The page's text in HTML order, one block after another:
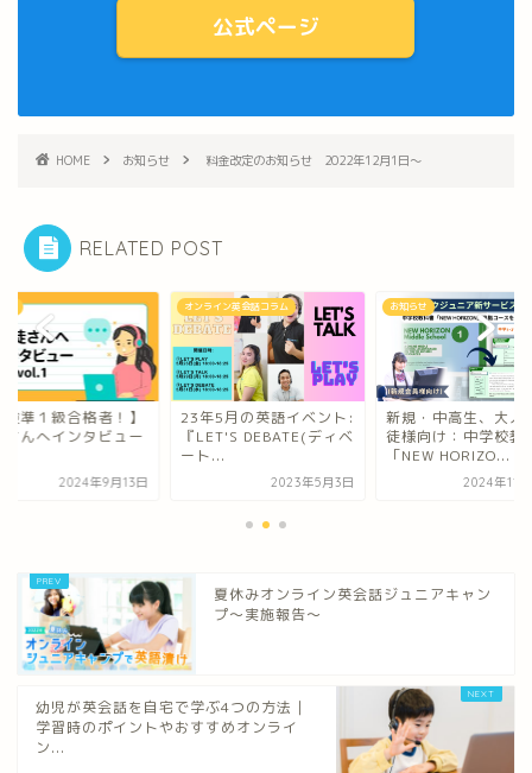
公式ページ
HOME お知らせ 料金改定のお知らせ 2022年12月1日～
RELATED POST
イン英会話コラム
5月の英語イベント:
DEBATE(ディベ
2023年5月3日
お知らせ
新規・中高生、大人の生
徒様向け：中学校教科書
「NEW HORIZO...
2024年11月29日
お知らせ
【英検準１級合格者
生徒さんへインタビ
vol. 1
2024年9
夏休みオンライン英会話ジュニアキャン
プ～実施報告～
幼児が英会話を自宅で学ぶ4つの方法｜
学習時のポイントやおすすめオンライ
ン...